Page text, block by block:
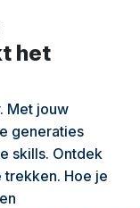
het
Met jouw
generaties
skills. Ontdek
Hoe je